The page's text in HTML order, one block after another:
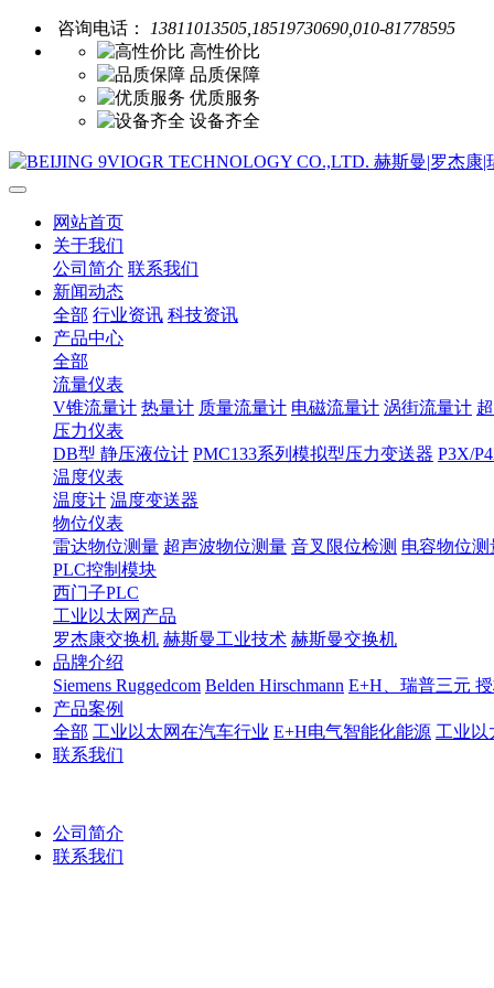
咨询电话：
13811013505,18519730690,010-81778595
高性价比
品质保障
优质服务
设备齐全
网站首页
关于我们
公司简介 联系我们
新闻动态
全部 行业资讯 科技资讯
产品中心
全部
流量仪表
V锥流量计 热量计 质量流量计 电磁流量计 涡街流量计
压力仪表
DB型 静压液位计 PMC133系列模拟型压力变送器 P3X/
温度仪表
温度计 温度变送器
物位仪表
雷达物位测量 超声波物位测量 音叉限位检测 电容物位测
PLC控制模块
西门子PLC
工业以太网产品
罗杰康交换机 赫斯曼工业技术 赫斯曼交换机
品牌介绍
Siemens Ruggedcom Belden Hirschmann E+H、瑞普三元
产品案例
全部 工业以太网在汽车行业 E+H电气智能化能源 工业以
联系我们
公司简介
联系我们